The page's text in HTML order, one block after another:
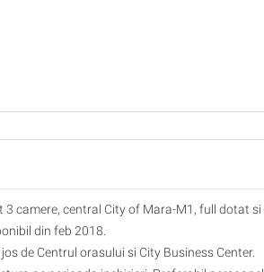
camere, central City of Mara-M1, full dotat
din feb 2018.
de Centrul orasului si City Business Center.